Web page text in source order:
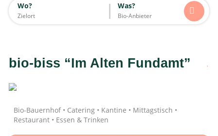
Wo? Was?
Alle Essen & Trinken Unterkünfte Mode
Wohnen
bio-biss “Im Alten Fundamt”
Bio-Bauernhof • Catering • Kantine • Mittagstisch •
Restaurant • Essen & Trinken